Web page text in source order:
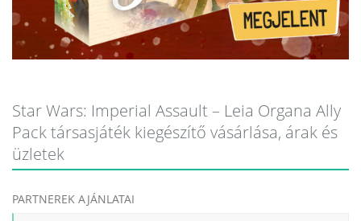
Star Wars: Imperial Assault – Leia Organa Ally
Pack társasjáték kiegészítő vásárlása, árak és
üzletek
PARTNEREK AJÁNLATAI